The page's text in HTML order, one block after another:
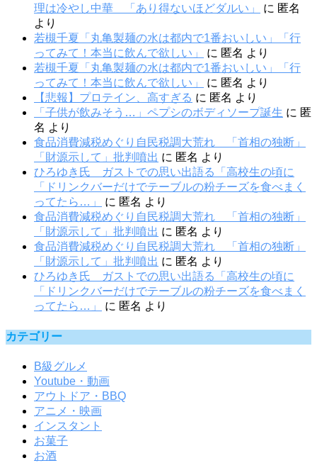
理は冷やし中華 「あり得ないほどダルい」
に 匿名
より
若槻千夏「丸亀製麺の水は都内で1番おいしい」「行
ってみて！本当に飲んで欲しい」
に 匿名 より
若槻千夏「丸亀製麺の水は都内で1番おいしい」「行
ってみて！本当に飲んで欲しい」
に 匿名 より
【悲報】プロテイン、高すぎる に 匿名 より
「子供が飲みそう…」ペプシのボディソープ誕生 に 匿
名 より
食品消費減税めぐり自民税調大荒れ 「首相の独断」
「財源示して」批判噴出 に 匿名 より
ひろゆき氏 ガストでの思い出語る「高校生の頃に
「ドリンクバーだけでテーブルの粉チーズを食べまく
ってたら…」
に 匿名 より
食品消費減税めぐり自民税調大荒れ 「首相の独断」
「財源示して」批判噴出 に 匿名 より
食品消費減税めぐり自民税調大荒れ 「首相の独断」
「財源示して」批判噴出 に 匿名 より
ひろゆき氏 ガストでの思い出語る「高校生の頃に
「ドリンクバーだけでテーブルの粉チーズを食べまく
ってたら…」
に 匿名 より
カテゴリー
B級グルメ
Youtube・動画
アウトドア・BBQ
アニメ・映画
インスタント
お菓子
お酒